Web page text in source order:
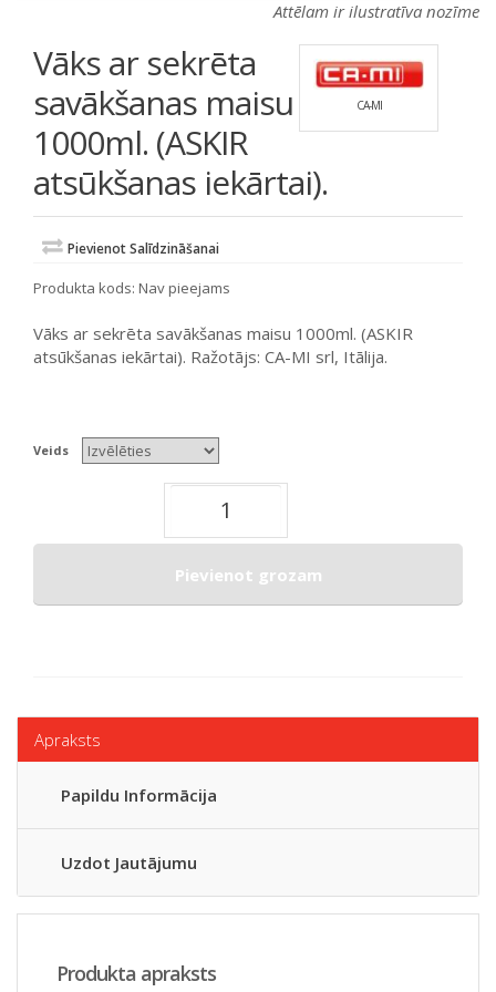
Attēlam ir ilustratīva nozīme
Vāks ar sekrēta
savākšanas maisu
1000ml. (ASKIR
atsūkšanas iekārtai).
CA-MI
Pievienot Salīdzināšanai
Produkta kods: Nav pieejams
Vāks ar sekrēta savākšanas maisu 1000ml. (ASKIR
atsūkšanas iekārtai). Ražotājs: CA-MI srl, Itālija.
Veids
Pievienot grozam
Apraksts
Papildu Informācija
Uzdot Jautājumu
Produkta apraksts